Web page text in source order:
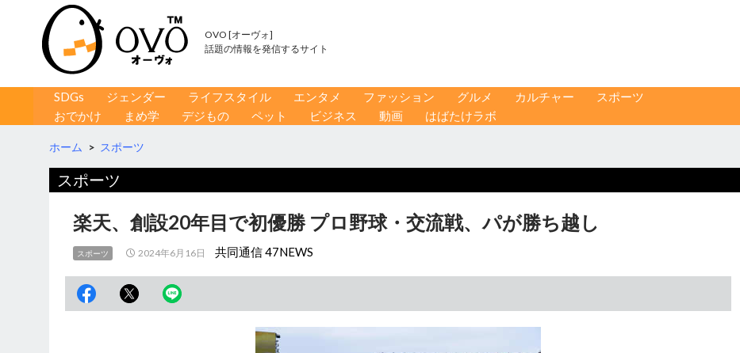
OVO [オーヴォ]
話題の情報を発信するサイト
コンテンツへ移動
SDGs ジェンダー ライフスタイル エンタメ ファッション グルメ カルチャー
スポーツ
おでかけ
まめ学 デジもの ペット ビジネス 動画 はばたけラボ
ホーム > スポーツ
スポーツ
楽天、創設20年目で初優勝 プロ野球・交流戦、パが勝ち越し
スポーツ 2024年6月16日 共同通信 47NEWS